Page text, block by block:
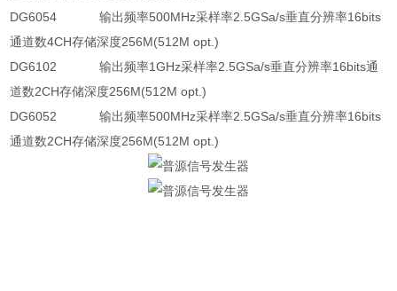
DG6054 输出频率500MHz采样率2.5GSa/s垂直分辨率16bits
通道数4CH存储深度256M(512M opt.)
DG6102 输出频率1GHz采样率2.5GSa/s垂直分辨率16bits通
道数2CH存储深度256M(512M opt.)
DG6052 输出频率500MHz采样率2.5GSa/s垂直分辨率16bits
通道数2CH存储深度256M(512M opt.)